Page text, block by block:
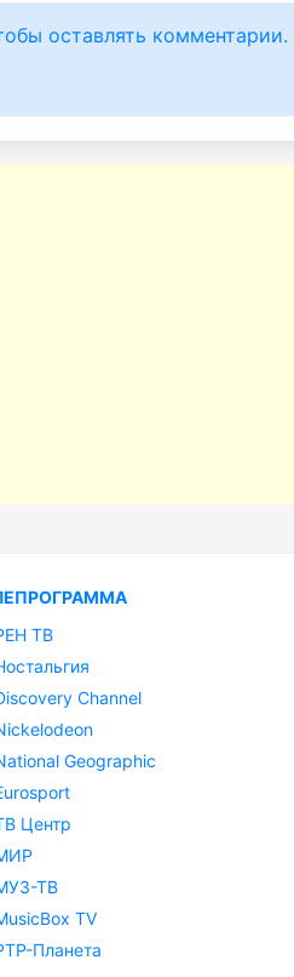
оставлять комментарии.
ТВ
Channel
Geographic
Центр
ТВ
TV
Планета